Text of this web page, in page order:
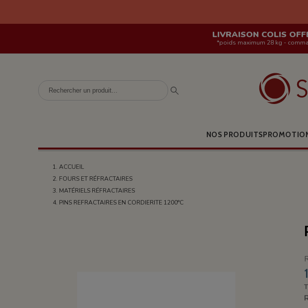
LIVRAISON COLIS
*poids maximum 28 kg -
NOS PRODUITS
ACCUEIL
FOURS ET RÉFRACTAIRES
MATÉRIELS RÉFRACTAIRES
PINS REFRACTAIRES EN CORDIERITE 1200°C